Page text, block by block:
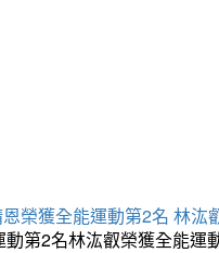
榮獲全能運動第2名 林汯
第2名林汯叡榮獲全能運